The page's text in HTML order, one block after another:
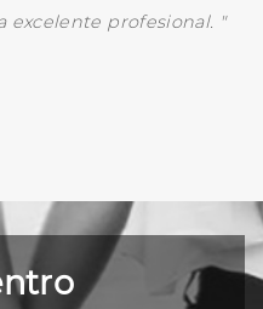
excelente profesional. "